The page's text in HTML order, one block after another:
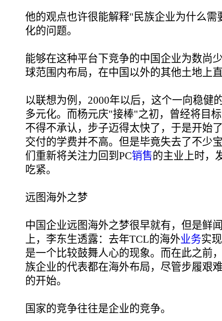
他的观点也许很能解释"民族企业为什么
化的问题。
能够在这种平台下竞争的中国企业为数尚
球范围内布局，在中国以外的其他土地上
以联想为例，2000年以后，这个一向稳健
多元化。而杨元庆"接棒"之初，曾经将目
不得不承认，步子迈得太快了，于是开始
交付的学费并不高。但是毕竟失去了不少
们重新将关注力回到PC销售的主业上时，
吃紧。
远图海外之梦
中国企业远图海外之梦很早就有，但是鲜
上，李东生透露：去年TCL的海外业务实
是一个比较鼓舞人心的现象。而在此之前
族企业的代表都在海外布局，尽管步履艰
的开始。
国家的竞争往往是企业的竞争。